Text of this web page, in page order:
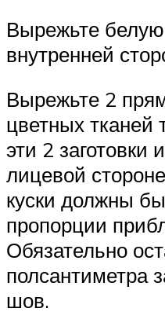
Вырежьте белую
внутренней
Вырежьте 2
цветных тканей
эти 2
лицевой
куски должны
пропорции
Обязательно
полсантиметра
шов.